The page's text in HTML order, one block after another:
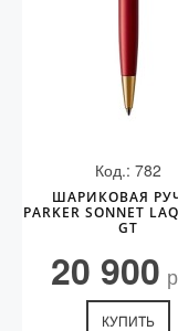
Код.: 782
ШАРИКОВАЯ
PARKER SONNET
GT
20 900
КУПИТЬ